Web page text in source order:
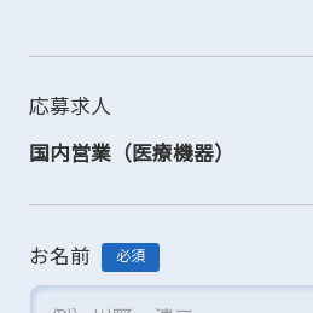
応募求人
お名前 必須